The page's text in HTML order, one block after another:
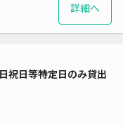
詳細へ
祝日等特定日のみ貸出